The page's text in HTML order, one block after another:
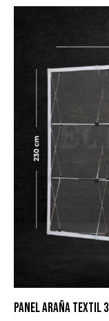
PANEL ARAÑA